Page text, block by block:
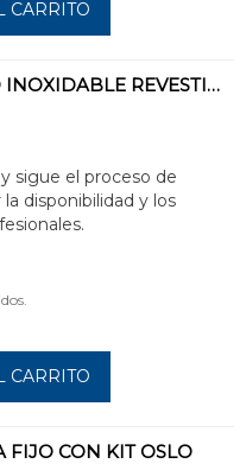
CARRITO
FLEXO ACERO INOXIDABLE REVESTIMIENTO PLÁSTICO
sigue el proceso de
disponibilidad y los
CARRITO
FIJO CON KIT OSLO